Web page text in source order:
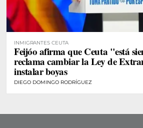
INMIGRANTES CEUTA
Feijóo afirma que Ceuta "está
reclama cambiar la Ley de
instalar boyas
DIEGO DOMINGO RODRÍGUEZ